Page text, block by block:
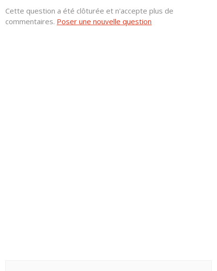
Cette question a été clôturée et n'accepte plus de
commentaires. Poser une nouvelle question